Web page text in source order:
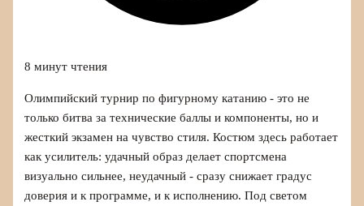
8 минут чтения
Олимпийский турнир по фигурному катанию - это не
только битва за технические баллы и компоненты, но и
жесткий экзамен на чувство стиля. Костюм здесь работает
как усилитель: удачный образ делает спортсмена
визуально сильнее, неудачный - сразу снижает градус
доверия и к программе, и к исполнению. Под светом